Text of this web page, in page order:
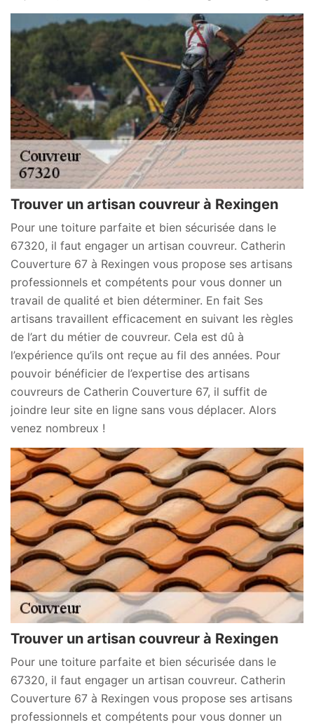
Trouver un artisan couvreur à Rexingen
Pour une toiture parfaite et bien sécurisée dans le
67320, il faut engager un artisan couvreur. Catherin
Couverture 67 à Rexingen vous propose ses artisans
professionnels et compétents pour vous donner un
travail de qualité et bien déterminer. En fait Ses
artisans travaillent efficacement en suivant les règles
de l’art du métier de couvreur. Cela est dû à
l’expérience qu’ils ont reçue au fil des années. Pour
pouvoir bénéficier de l’expertise des artisans
couvreurs de Catherin Couverture 67, il suffit de
joindre leur site en ligne sans vous déplacer. Alors
venez nombreux !
Trouver un artisan couvreur à Rexingen
Pour une toiture parfaite et bien sécurisée dans le
67320, il faut engager un artisan couvreur. Catherin
Couverture 67 à Rexingen vous propose ses artisans
professionnels et compétents pour vous donner un